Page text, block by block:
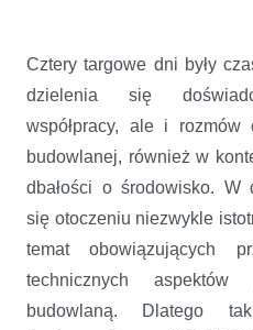
Cztery targowe dni były
dzielenia się
współpracy, ale i
budowlanej, również w
dbałości o środowisko. W
się otoczeniu niezwykle
temat obowiązujących
technicznych
budowlaną. Dlatego